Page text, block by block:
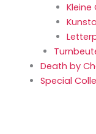
Death by
Special